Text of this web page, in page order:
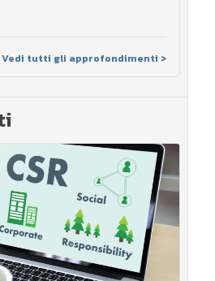
Vedi tutti gli approfondimenti >